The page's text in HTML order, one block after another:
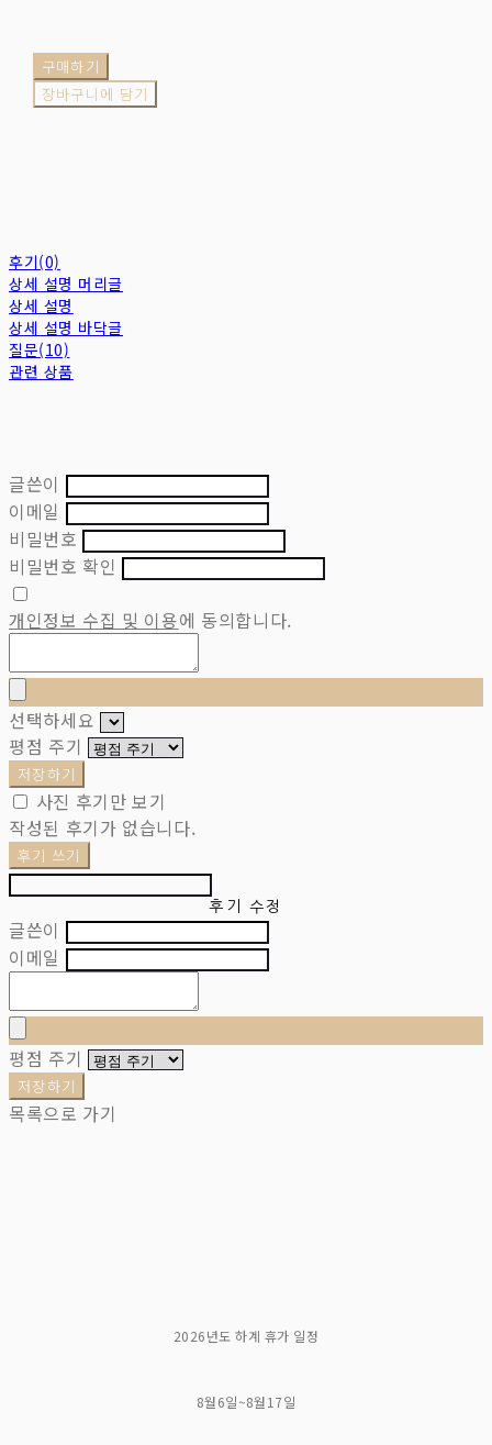
구매하기
장바구니에 담기
후기(0)
상세 설명 머리글
상세 설명
상세 설명 바닥글
질문(10)
관련 상품
글쓴이
이메일
비밀번호
비밀번호 확인
개인정보 수집 및 이용에 동의합니다.
선택하세요
평점 주기
저장하기
사진 후기만 보기
작성된 후기가 없습니다.
후기 쓰기
후기 수정
글쓴이
이메일
평점 주기
저장하기
목록으로 가기
2026년도 하계 휴가 일정
8월6일~8월17일